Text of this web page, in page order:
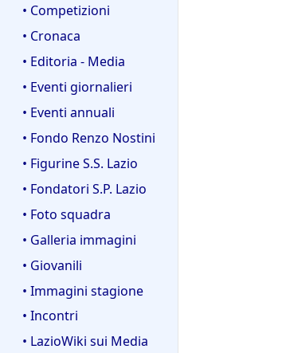
• Competizioni
• Cronaca
• Editoria - Media
• Eventi giornalieri
• Eventi annuali
• Fondo Renzo Nostini
• Figurine S.S. Lazio
• Fondatori S.P. Lazio
• Foto squadra
• Galleria immagini
• Giovanili
• Immagini stagione
• Incontri
• LazioWiki sui Media